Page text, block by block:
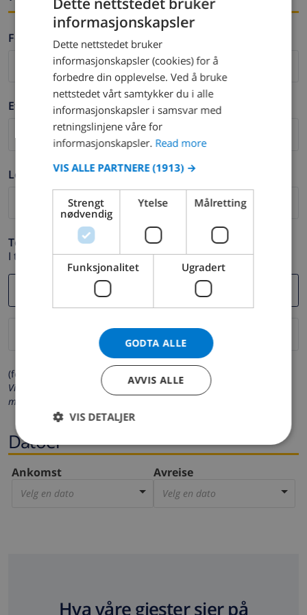
Fornavn *
Etternavn *
Logg ut *
Telefon *
I tilfelle din e-postadresse ikke fungerer.
(felter merket med * må fylles ut)
Vi respekterer ditt personvern. Dine personalia vil aldri bli delt
med andre.
Datoer
Ankomst
Velg en dato
Avreise
Velg en dato
Hva våre gjester sier på
SPANISH
GERMAN
CATALAN
NORWEGIAN
informasjonskapsler
Dette nettstedet bruker
informasjonskapsler (cookies) for å
forbedre din opplevelse. Ved å bruke
nettstedet vårt samtykker du i alle
informasjonskapsler i samsvar med
retningslinjene våre for
informasjonskapsler. Read more
VIS ALLE PARTNERE (1913) →
Strengt
nødvendig
Ytelse Målretting
Funksjonalitet Ugradert
GODTA ALLE
AVVIS ALLE
VIS DETALJER